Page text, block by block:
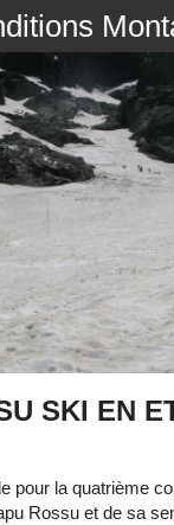
SKI EN
pour la quatrième
Rossu et de sa